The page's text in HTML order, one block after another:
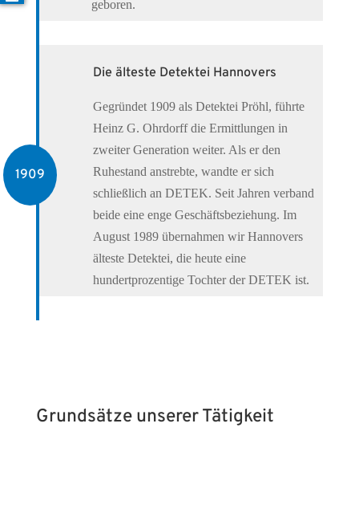
geboren.
1909
Die älteste Detektei Hannovers
Gegründet 1909 als Detektei Pröhl, führte
Heinz G. Ohrdorff die Ermittlungen in
zweiter Generation weiter. Als er den
Ruhestand anstrebte, wandte er sich
schließlich an DETEK. Seit Jahren verband
beide eine enge Geschäftsbeziehung. Im
August 1989 übernahmen wir Hannovers
älteste Detektei, die heute eine
hundertprozentige Tochter der DETEK ist.
Grundsätze unserer Tätigkeit